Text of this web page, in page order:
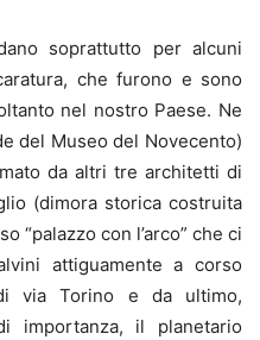
soprattutto per alcuni
che furono e sono
nel nostro Paese. Ne
del Museo del Novecento)
da altri tre architetti di
(dimora storica costruita
“palazzo con l’arco” che ci
attiguamente a corso
via Torino e da ultimo,
importanza, il planetario